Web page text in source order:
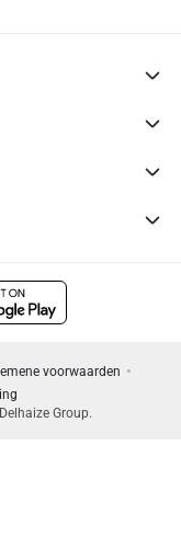
voorwaarden
Group.